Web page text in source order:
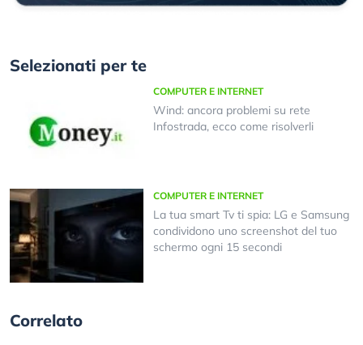
Selezionati per te
COMPUTER E INTERNET
Wind: ancora problemi su rete
Infostrada, ecco come risolverli
COMPUTER E INTERNET
La tua smart Tv ti spia: LG e Samsung
condividono uno screenshot del tuo
schermo ogni 15 secondi
Correlato